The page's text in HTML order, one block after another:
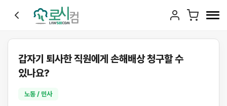
갑자기 퇴사한 직원에게 손해배상 청구할 수
있나요?
노동 / 민사